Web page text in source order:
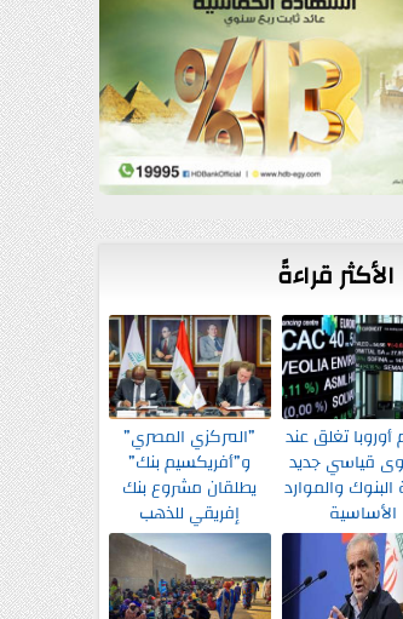
الأكثر قراءةً
تغلق عند
قياسي جديد
البنوك والموارد
الأساسية
”المركزي المصري”
و”أفريكسيم بنك”
يطلقان مشروع بنك
إفريقي للذهب